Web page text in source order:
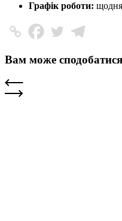
Графік роботи: щодня
Вам може сподобатися